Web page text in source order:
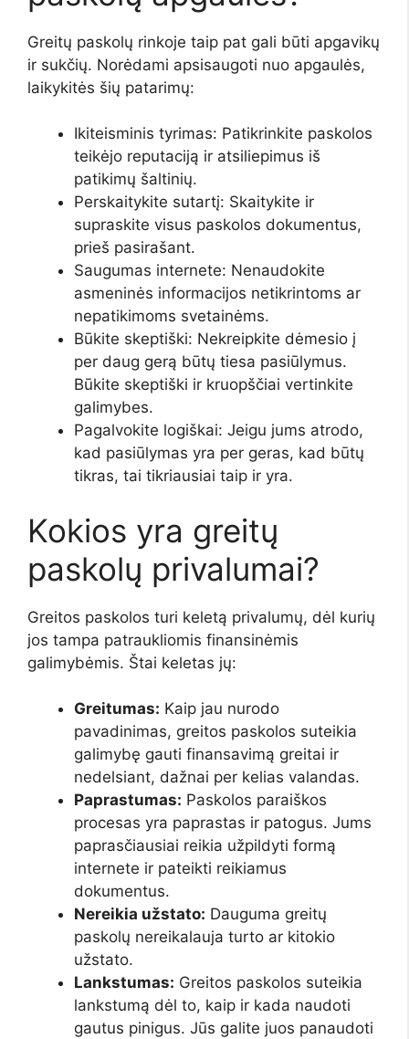
Greitų paskolų rinkoje taip pat gali būti apgavikų
ir sukčių. Norėdami apsisaugoti nuo apgaulės,
laikykitės šių patarimų:
Ikiteisminis tyrimas: Patikrinkite paskolos
teikėjo reputaciją ir atsiliepimus iš
patikimų šaltinių.
Perskaitykite sutartį: Skaitykite ir
supraskite visus paskolos dokumentus,
prieš pasirašant.
Saugumas internete: Nenaudokite
asmeninės informacijos netikrintoms ar
nepatikimoms svetainėms.
Būkite skeptiški: Nekreipkite dėmesio į
per daug gerą būtų tiesa pasiūlymus.
Būkite skeptiški ir kruopščiai vertinkite
galimybes.
Pagalvokite logiškai: Jeigu jums atrodo,
kad pasiūlymas yra per geras, kad būtų
tikras, tai tikriausiai taip ir yra.
Kokios yra greitų
paskolų privalumai?
Greitos paskolos turi keletą privalumų, dėl kurių
jos tampa patraukliomis finansinėmis
galimybėmis. Štai keletas jų:
Greitumas: Kaip jau nurodo
pavadinimas, greitos paskolos suteikia
galimybę gauti finansavimą greitai ir
nedelsiant, dažnai per kelias valandas.
Paprastumas: Paskolos paraiškos
procesas yra paprastas ir patogus. Jums
paprasčiausiai reikia užpildyti formą
internete ir pateikti reikiamus
dokumentus.
Nereikia užstato: Dauguma greitų
paskolų nereikalauja turto ar kitokio
užstato.
Lankstumas: Greitos paskolos suteikia
lankstumą dėl to, kaip ir kada naudoti
gautus pinigus. Jūs galite juos panaudoti